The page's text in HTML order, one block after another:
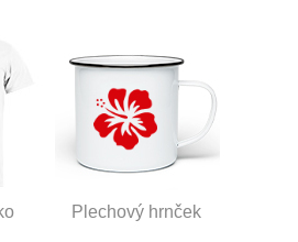
Plechový hrnček